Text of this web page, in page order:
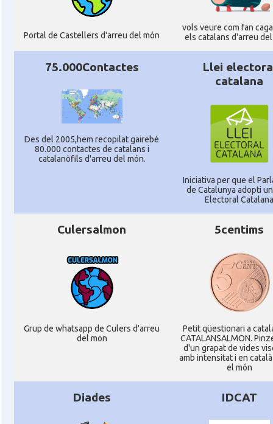
Consolat general a Bayonne
Consolat general a Lyon
Consolat Consolat general a Marseille
Consolat Consolat general a Montpellier
Consolat general a Paris
Consolat Consolat general a Pau
Consolat Consolat general a Perpinyà
Consolat Consolat general a Strasbourg
Consolat Consolat general a Toulouse
Ambaixada espanyola a França
Portal de Castellers d'arreu del món
vols veure com fan
els catalans d'arreu del
75.000Contactes
Des del 2005,hem recopilat gairebé
80.000 contactes de catalans i
catalanòfils d'arreu del món.
Llei
catalana
Iniciativa per que el
de Catalunya adopti
Electoral Catalana
Culersalmon
Grup de whatsapp de Culers d'arreu
del mon
5centims
Petit qüestionari a
CATALANSALMON.
d'un grapat de vides
amb intensitat i en
el món
Diades IDCAT